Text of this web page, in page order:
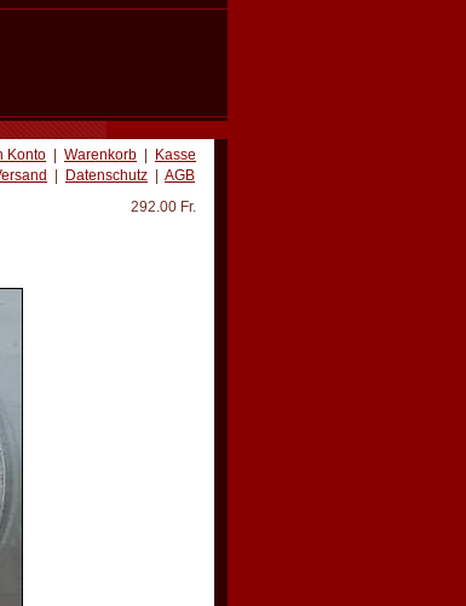
Konto Warenkorb
Kasse
Datenschutz
AGB
292.00 Fr.